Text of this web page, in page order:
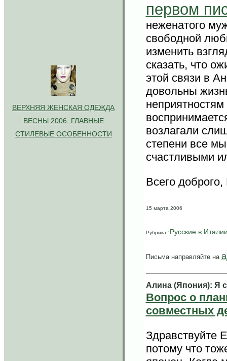
ВЕРХНЯЯ ЖЕНСКАЯ ОДЕЖДА
ВЕСНЫ 2006. ГЛАВНЫЕ
СТИЛЕВЫЕ ОСОБЕННОСТИ
первом
неженатого
свободной
изменить
сказать, что
этой связи в
довольны
возлагали
степени все
счастливыми
Всего
15 марта 2006
Рубрика "Русские в
Письма направляйте на
Алина (Япония): Я
Вопрос о
совместных
Здравствуйте
потому что